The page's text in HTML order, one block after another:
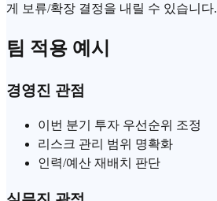
게 보류/확장 결정을 내릴 수 있습니다.
팀 적용 예시
경영진 관점
이번 분기 투자 우선순위 조정
리스크 관리 범위 명확화
인력/예산 재배치 판단